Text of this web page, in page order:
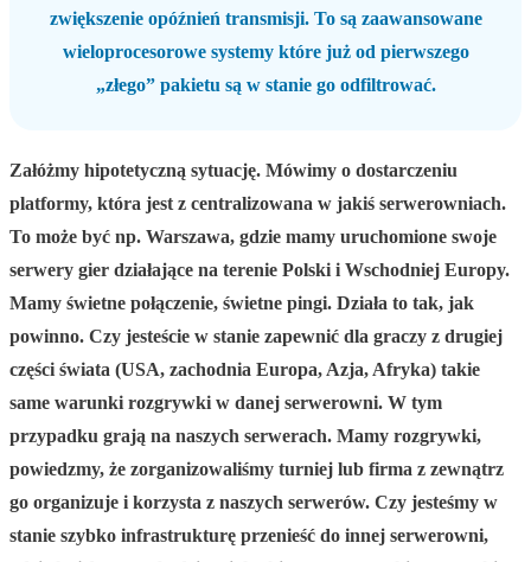
zwiększenie opóźnień transmisji. To są zaawansowane
wieloprocesorowe systemy które już od pierwszego
„złego” pakietu są w stanie go odfiltrować.
Załóżmy hipotetyczną sytuację. Mówimy o dostarczeniu
platformy, która jest z centralizowana w jakiś serwerowniach.
To może być np. Warszawa, gdzie mamy uruchomione swoje
serwery gier działające na terenie Polski i Wschodniej Europy.
Mamy świetne połączenie, świetne pingi. Działa to tak, jak
powinno. Czy jesteście w stanie zapewnić dla graczy z drugiej
części świata (USA, zachodnia Europa, Azja, Afryka) takie
same warunki rozgrywki w danej serwerowni. W tym
przypadku grają na naszych serwerach. Mamy rozgrywki,
powiedzmy, że zorganizowaliśmy turniej lub firma z zewnątrz
go organizuje i korzysta z naszych serwerów. Czy jesteśmy w
stanie szybko infrastrukturę przenieść do innej serwerowni,